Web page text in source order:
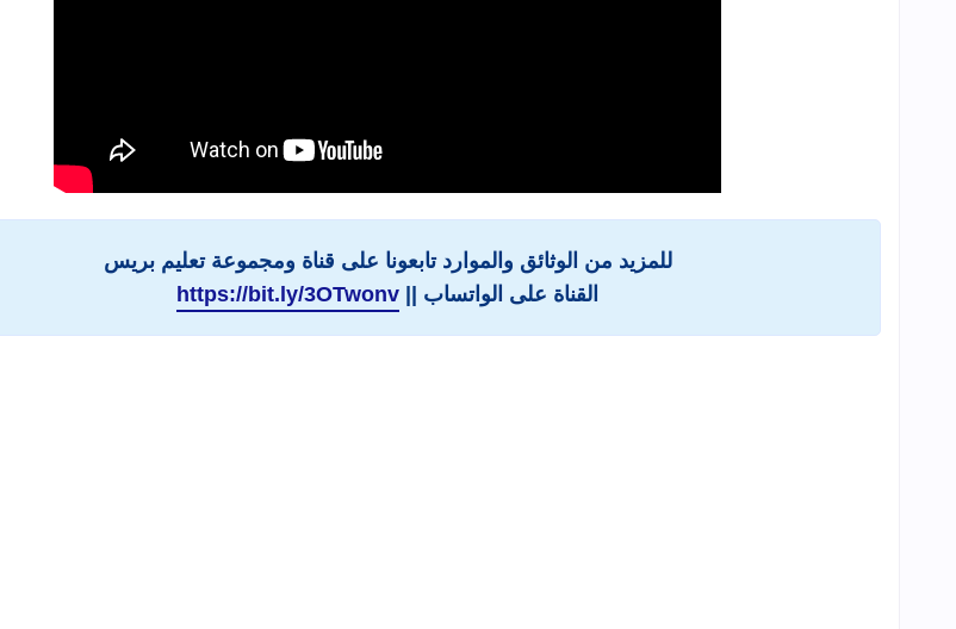
للمزيد من الوثائق والموارد تابعونا على قناة ومجموعة تعليم بريس
القناة على الواتساب || https://bit.ly/3OTwonv